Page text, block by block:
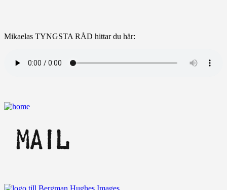
Mikaelas TYNGSTA RÅD hittar du här: